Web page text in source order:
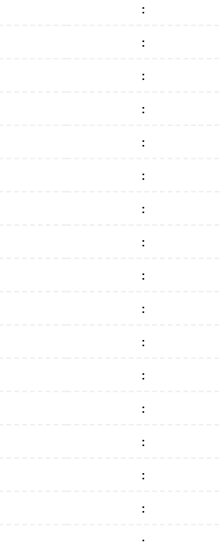
:
:
:
:
:
:
:
:
:
:
:
:
:
:
:
: